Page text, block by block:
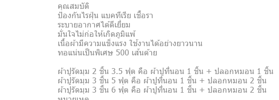
คุณสมบัติ
ป้องกันไรฝุ่น แบคทีเรีย เชื้อรา
ระบายอากาศได้ดีเยี่ยม
มั่นใจไม่ก่อให้เกิดภูมิแพ้
เนื้อผ้ามีความแข็งแรง ใช้งานได้อย่างยาวนาน
ทอแน่นเป็นพิเศษ 500 เส้นด้าย
ผ้าปูรัดมุม 2 ชิ้น 3.5 ฟุต คือ ผ้าปูที่นอน 1 ชิ้น + ปลอกหมอน 1 ชิ้น
ผ้าปูรัดมุม 3 ชิ้น 5 ฟุต คือ ผ้าปูที่นอน 1 ชิ้น + ปลอกหมอน 2 ชิ้น
ผ้าปูรัดมุม 3 ชิ้น 6 ฟุต คือ ผ้าปูที่นอน 1 ชิ้น + ปลอกหมอน 2 ชิ้น